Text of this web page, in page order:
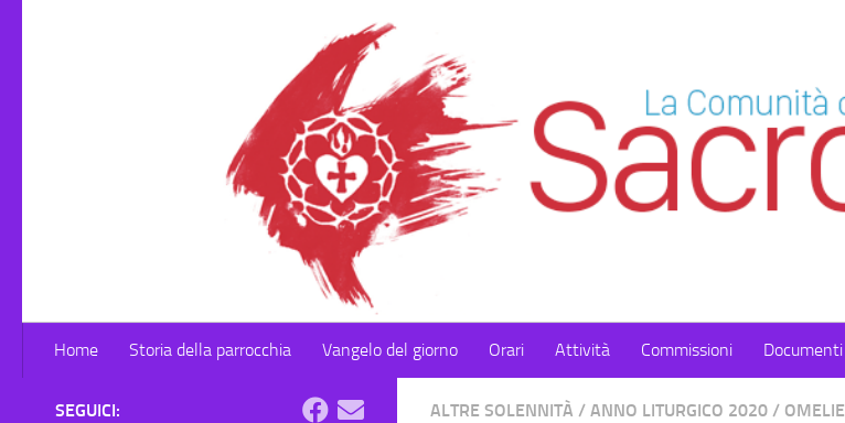
Home Storia della parrocchia Vangelo del giorno Orari Attività Commissioni Documenti
ALTRE SOLENNITÀ / ANNO LITURGICO 2020 / OMELIE
SEGUICI: